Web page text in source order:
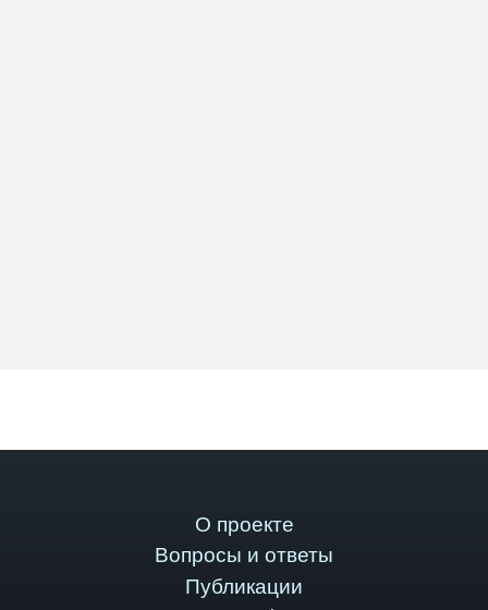
О проекте
Вопросы и ответы
Публикации